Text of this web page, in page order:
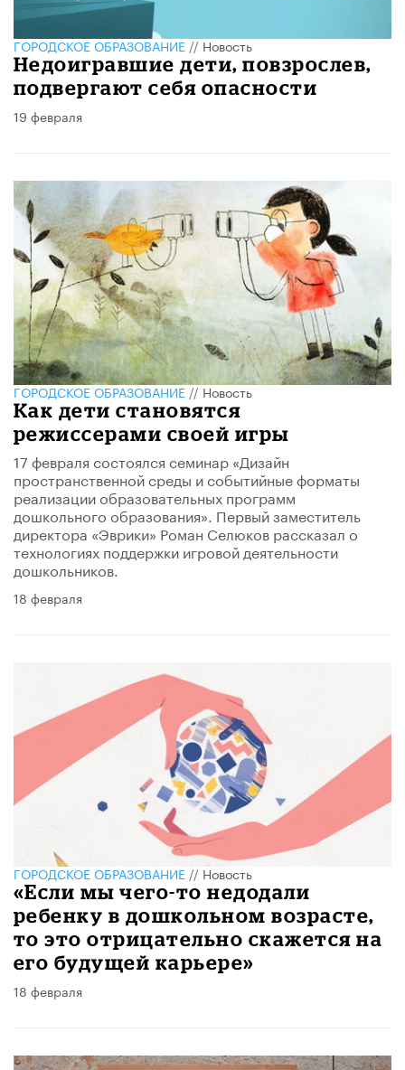
ГОРОДСКОЕ ОБРАЗОВАНИЕ//Новость
Недоигравшие дети, повзрослев,
подвергают себя опасности
19 февраля
ГОРОДСКОЕ ОБРАЗОВАНИЕ//Новость
Как дети становятся
режиссерами своей игры
17 февраля состоялся семинар «Дизайн
пространственной среды и событийные форматы
реализации образовательных программ
дошкольного образования». Первый заместитель
директора «Эврики» Роман Селюков рассказал о
технологиях поддержки игровой деятельности
дошкольников.
18 февраля
ГОРОДСКОЕ ОБРАЗОВАНИЕ // Новость
«Если мы чего-то недодали
ребенку в дошкольном возрасте,
то это отрицательно скажется на
его будущей карьере»
18 февраля